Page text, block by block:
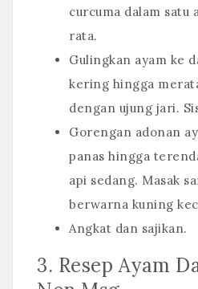
curcuma dalam satu
rata.
Gulingkan ayam ke
kering hingga
dengan ujung jari.
Gorengan adonan
panas hingga
api sedang. Masak
berwarna kuning
Angkat dan sajikan.
3. Resep Ayam